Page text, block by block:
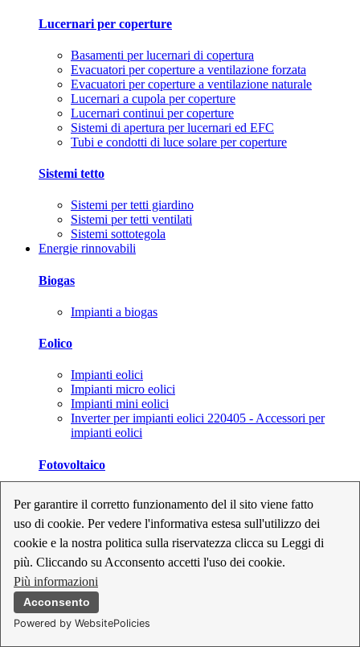
Per garantire il corretto funzionamento del il sito viene fatto
uso di cookie. Per vedere l'informativa estesa sull'utilizzo dei
cookie e la nostra politica sulla riservatezza clicca su Leggi di
più. Cliccando su Acconsento accetti l'uso dei cookie.
Più informazioni
Acconsento
Powered by WebsitePolicies
Lucernari per coperture
Basamenti per lucernari di copertura
Evacuatori per coperture a ventilazione forzata
Evacuatori per coperture a ventilazione naturale
Lucernari a cupola per coperture
Lucernari continui per coperture
Sistemi di apertura per lucernari ed EFC
Tubi e condotti di luce solare per coperture
Sistemi tetto
Sistemi per tetti giardino
Sistemi per tetti ventilati
Sistemi sottotegola
Energie rinnovabili
Biogas
Impianti a biogas
Eolico
Impianti eolici
Impianti micro eolici
Impianti mini eolici
Inverter per impianti eolici 220405 - Accessori per
impianti eolici
Fotovoltaico
Inverter per impianti fotovoltaici
Kit per impianti fotovoltaici
Moduli fotovoltaici
Sistemi di monitoraggio per impianti fotovoltaici
Strumenti di collaudo e configurazione per impianti
fotovoltaici
Supporti per impianti fotovoltaici
Geotermia